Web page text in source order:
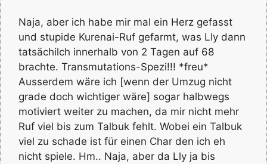
Naja, aber ich habe mir mal ein Herz gefasst
und stupide Kurenai-Ruf gefarmt, was Lly dann
tatsächilch innerhalb von 2 Tagen auf 68
brachte. Transmutations-Spezi!!! *freu*
Ausserdem wäre ich [wenn der Umzug nicht
grade doch wichtiger wäre] sogar halbwegs
motiviert weiter zu machen, da mir nicht mehr
Ruf viel bis zum Talbuk fehlt. Wobei ein Talbuk
viel zu schade ist für einen Char den ich eh
nicht spiele. Hm.. Naja, aber da Lly ja bis